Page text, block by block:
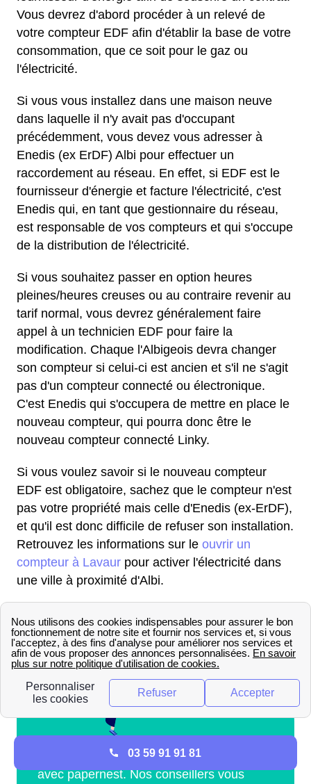
Vous devrez d'abord procéder à un relevé de
votre compteur EDF afin d'établir la base de votre
consommation, que ce soit pour le gaz ou
l'électricité.
Si vous vous installez dans une maison neuve
dans laquelle il n'y avait pas d'occupant
précédemment, vous devez vous adresser à
Enedis (ex ErDF) Albi pour effectuer un
raccordement au réseau. En effet, si EDF est le
fournisseur d'énergie et facture l'électricité, c'est
Enedis qui, en tant que gestionnaire du réseau,
est responsable de vos compteurs et qui s'occupe
de la distribution de l'électricité.
Si vous souhaitez passer en option heures
pleines/heures creuses ou au contraire revenir au
tarif normal, vous devrez généralement faire
appel à un technicien EDF pour faire la
modification. Chaque l'Albigeois devra changer
son compteur si celui-ci est ancien et s'il ne s'agit
pas d'un compteur connecté ou électronique.
C'est Enedis qui s'occupera de mettre en place le
nouveau compteur, qui pourra donc être le
nouveau compteur connecté Linky.
Si vous voulez savoir si le nouveau compteur
EDF est obligatoire, sachez que le compteur n'est
pas votre propriété mais celle d'Enedis (ex-ErDF),
et qu'il est donc difficile de refuser son installation.
Retrouvez les informations sur le ouvrir un
compteur à Lavaur pour activer l'électricité dans
une ville à proximité d'Albi.
03 59 91 91 81